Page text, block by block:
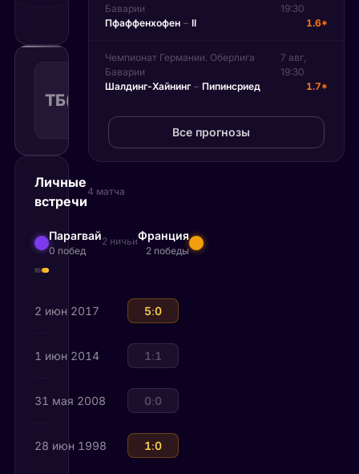
ТБ(2.50)
Тотал
больше
Рекомендуемая
Личные
встречи
4 матча
Парагвай
0 побед
2 ничьиФранция
2 победы
2 июн 2017 Франция
5:0
1 июн 2014 Франция
1:1
31 мая 2008 Франция
0:0
28 июн 1998 Франция
1:0
Баварии
19:30
Пфаффенхофен – II 1.6*
Чемпионат Германии. Оберлига
Баварии
7 авг,
19:30
Шалдинг-Хайнинг – Пипинсриед 1.7*
Все прогнозы